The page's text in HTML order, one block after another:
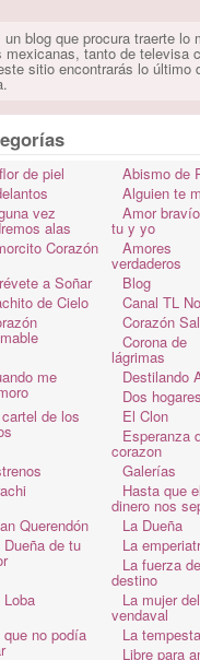
blog que procura traerte lo
mexicanas, tanto de televisa
sitio encontrarás lo último
de piel
Abismo de
Alguien te
vez
alas
Amor
tu y yo
Corazón
Amores
verdaderos
a Soñar
Blog
de Cielo
Canal TL
Corazón
Corona de
lágrimas
me
Destilando
Dos hogares
de los
El Clon
Esperanza
corazon
Galerías
Hasta que el
dinero nos
Querendón
La Dueña
Dueña de tu
La
La fuerza
destino
La mujer del
vendaval
que no podía
La
Libre para